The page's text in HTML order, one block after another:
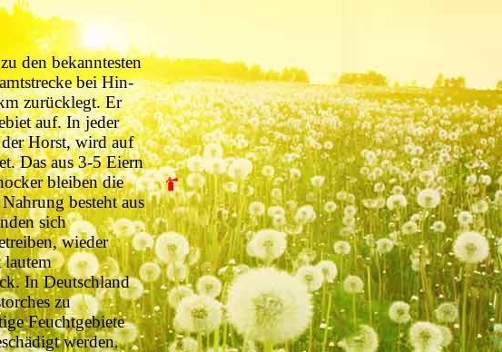
den bekanntesten
bei Hin-
zurücklegt. Er
auf. In jeder
der Horst, wird auf
Das aus 3-5 Eiern
bleiben die
besteht aus
sich
wieder
lautem
In Deutschland
zu
Feuchtgebiete
werden.